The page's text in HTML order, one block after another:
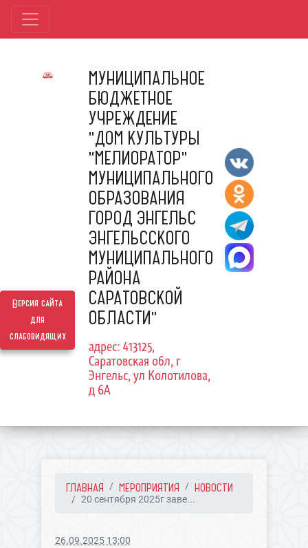
Версия сайта
для
слабовидящих
МУНИЦИПАЛЬНОЕ
БЮДЖЕТНОЕ
УЧРЕЖДЕНИЕ
"ДОМ КУЛЬТУРЫ
"МЕЛИОРАТОР"
МУНИЦИПАЛЬНОГО
ОБРАЗОВАНИЯ
ГОРОД ЭНГЕЛЬС
ЭНГЕЛЬССКОГО
МУНИЦИПАЛЬНОГО
РАЙОНА
САРАТОВСКОЙ
ОБЛАСТИ"
адрес: 413125,
Саратовская обл, г
Энгельс, ул Колотилова,
д 6А
ГЛАВНАЯ МЕРОПРИЯТИЯ НОВОСТИ
20 сентября 2025г заве...
26.09.2025 13:00